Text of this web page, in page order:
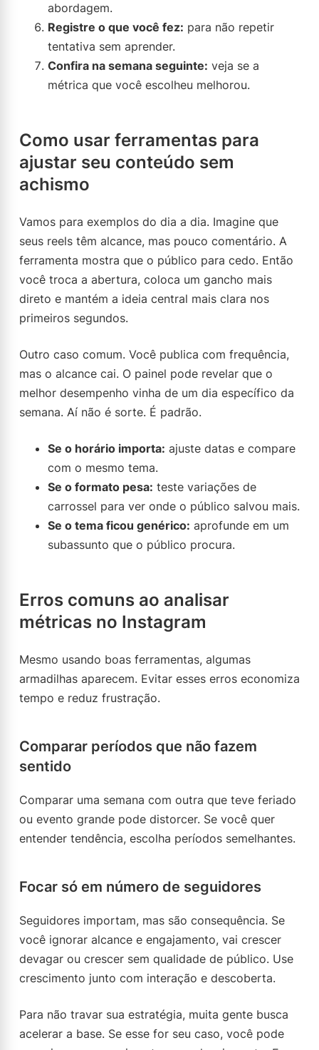
abordagem.
Registre o que você fez: para não repetir
tentativa sem aprender.
Confira na semana seguinte: veja se a
métrica que você escolheu melhorou.
Como usar ferramentas para
ajustar seu conteúdo sem
achismo
Vamos para exemplos do dia a dia. Imagine que
seus reels têm alcance, mas pouco comentário. A
ferramenta mostra que o público para cedo. Então
você troca a abertura, coloca um gancho mais
direto e mantém a ideia central mais clara nos
primeiros segundos.
Outro caso comum. Você publica com frequência,
mas o alcance cai. O painel pode revelar que o
melhor desempenho vinha de um dia específico da
semana. Aí não é sorte. É padrão.
Se o horário importa: ajuste datas e compare
com o mesmo tema.
Se o formato pesa: teste variações de
carrossel para ver onde o público salvou mais.
Se o tema ficou genérico: aprofunde em um
subassunto que o público procura.
Erros comuns ao analisar
métricas no Instagram
Mesmo usando boas ferramentas, algumas
armadilhas aparecem. Evitar esses erros economiza
tempo e reduz frustração.
Comparar períodos que não fazem
sentido
Comparar uma semana com outra que teve feriado
ou evento grande pode distorcer. Se você quer
entender tendência, escolha períodos semelhantes.
Focar só em número de seguidores
Seguidores importam, mas são consequência. Se
você ignorar alcance e engajamento, vai crescer
devagar ou crescer sem qualidade de público. Use
crescimento junto com interação e descoberta.
Para não travar sua estratégia, muita gente busca
acelerar a base. Se esse for seu caso, você pode